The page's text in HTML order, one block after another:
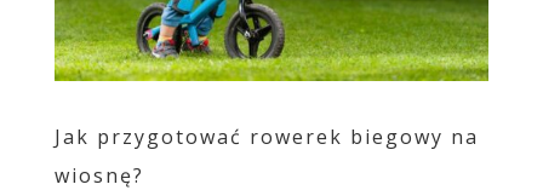
Jak przygotować rowerek biegowy na
wiosnę?